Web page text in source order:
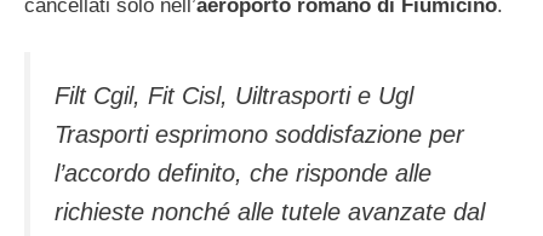
cancellati solo nell’aeroporto romano di Fiumicino.
Filt Cgil, Fit Cisl, Uiltrasporti e Ugl
Trasporti esprimono soddisfazione per
l’accordo definito, che risponde alle
richieste nonché alle tutele avanzate dal